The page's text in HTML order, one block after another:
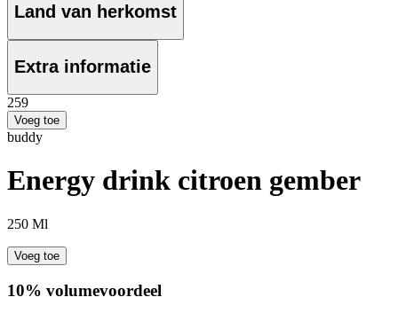
Land van herkomst
Extra informatie
259
Voeg toe
buddy
Energy drink citroen gember
250 Ml
Voeg toe
10% volumevoordeel